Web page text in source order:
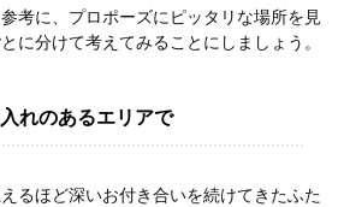
考に、プロポーズにピッタリな場所を見
に分けて考えてみることにしましょう。
れのあるエリアで
るほど深いお付き合いを続けてきたふた